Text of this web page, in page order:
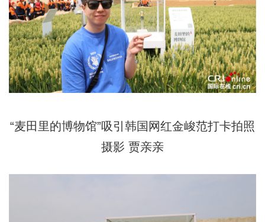
“麦田里的博物馆”吸引韩国网红金峻范打卡拍照
摄影 贾亲亲